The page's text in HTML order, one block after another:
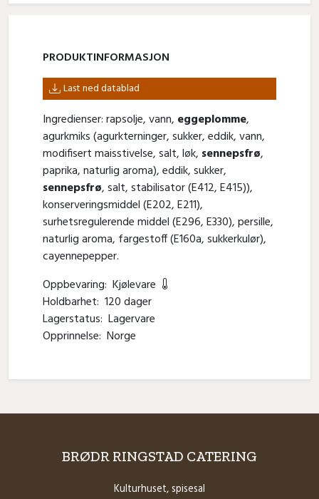
PRODUKT­INFORMASJON
Last ned datablad
Ingredienser: rapsolje, vann, eggeplomme,
agurkmiks (agurkterninger, sukker, eddik, vann,
modifisert maisstivelse, salt, løk, sennepsfrø,
paprika, naturlig aroma), eddik, sukker,
sennepsfrø, salt, stabilisator (E412, E415)),
konserveringsmiddel (E202, E211),
surhetsregulerende middel (E296, E330), persille,
naturlig aroma, fargestoff (E160a, sukkerkulør),
cayennepepper.
Oppbevaring: Kjølevare
Holdbarhet: 120 dager
Lagerstatus: Lagervare
Opprinnelse: Norge
BRØDR RINGSTAD CATERING
Kulturhuset, spisesal